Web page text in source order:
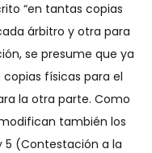
“en tantas copias
árbitro y otra para
se presume que ya
físicas para el
la otra parte. Como
también los
5 (Contestación a la